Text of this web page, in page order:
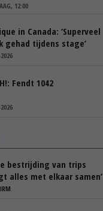
12:00
in Canada: ‘Superveel
gehad tijdens stage’
Fendt 1042
bestrijding van trips
alles met elkaar samen’